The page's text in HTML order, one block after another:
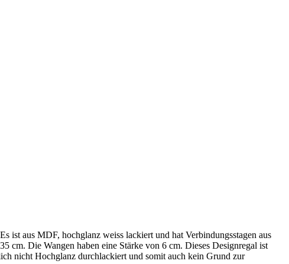
ist aus MDF, hochglanz weiss lackiert und hat Verbindungsstagen aus
cm. Die Wangen haben eine Stärke von 6 cm. Dieses Designregal ist
nicht Hochglanz durchlackiert und somit auch kein Grund zur